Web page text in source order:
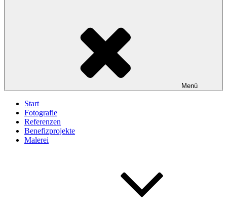
Menü
Start
Fotografie
Referenzen
Benefizprojekte
Malerei